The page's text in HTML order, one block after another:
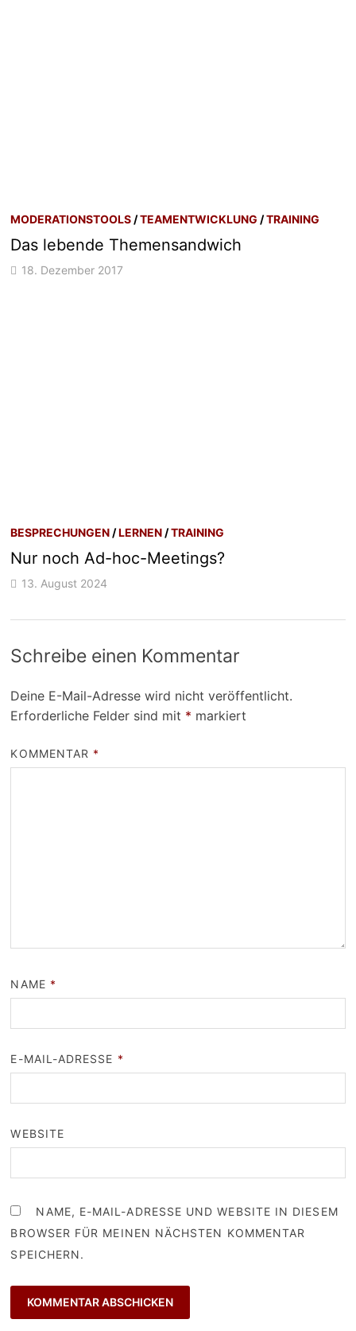
MODERATIONSTOOLS /TEAMENTWICKLUNG /TRAINING
Das lebende Themensandwich
18. Dezember 2017
BESPRECHUNGEN/LERNEN/TRAINING
Nur noch Ad-hoc-Meetings?
13. August 2024
Schreibe einen Kommentar
Deine E-Mail-Adresse wird nicht veröffentlicht.
Erforderliche Felder sind mit * markiert
KOMMENTAR *
NAME *
E-MAIL-ADRESSE *
WEBSITE
NAME, E-MAIL-ADRESSE UND WEBSITE IN DIESEM
BROWSER FÜR MEINEN NÄCHSTEN KOMMENTAR
SPEICHERN.